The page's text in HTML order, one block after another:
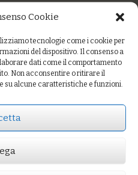
Cookie
tecnologie come i cookie per
del dispositivo. Il consenso a
dati come il comportamento
Non acconsentire o ritirare il
su alcune caratteristiche e funzioni.